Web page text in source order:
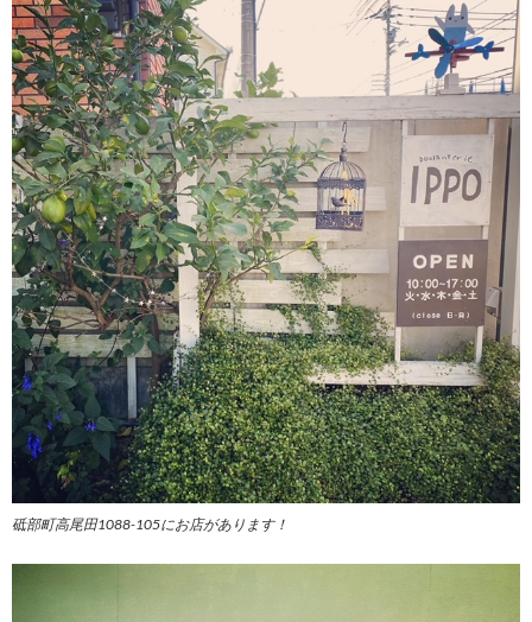
砥部町高尾田1088-105にお店があります！